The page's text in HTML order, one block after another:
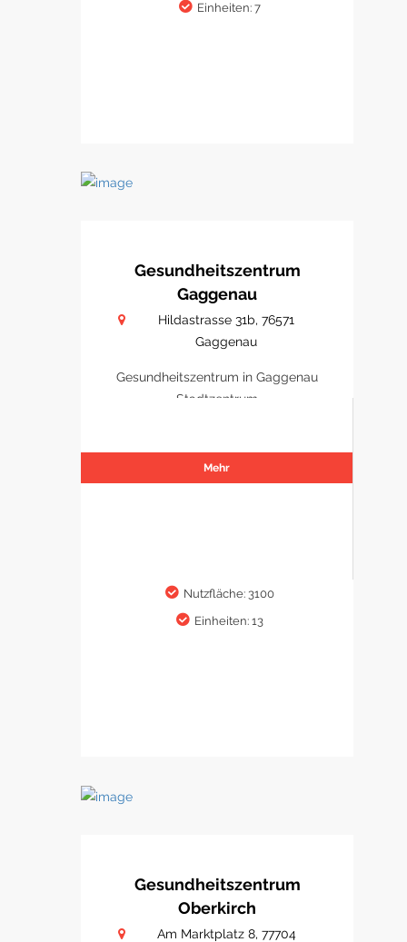
Einheiten: 7
Gesundheitszentrum
Gaggenau
Hildastrasse 31b, 76571
Gaggenau
Gesundheitszentrum in Gaggenau
Stadtzentrum
Mehr
Nutzfläche: 3100
Einheiten: 13
Gesundheitszentrum
Oberkirch
Am Marktplatz 8, 77704